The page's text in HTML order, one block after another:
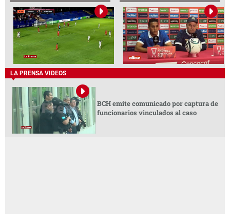
LA PRENSA VIDEOS
BCH emite comunicado por captura de
funcionarios vinculados al caso